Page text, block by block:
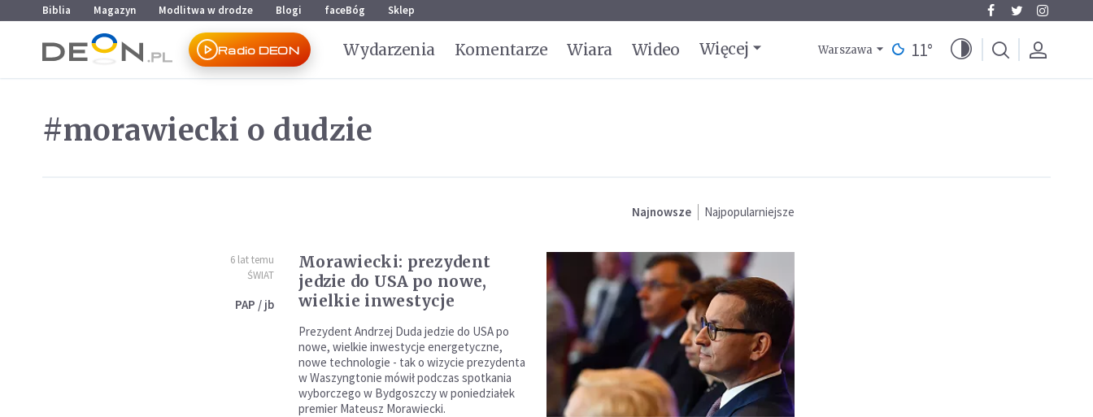
Przejdź do menu głównego
Przejdź do treści
Biblia Magazyn Modlitwa w drodze Blogi faceBóg Sklep
Radio DEON Wydarzenia Komentarze Wiara Wideo Więcej Warszawa 11°
#morawiecki o dudzie
Najnowsze Najpopularniejsze
6 lat temu
ŚWIAT
PAP / jb
Morawiecki: prezydent
jedzie do USA po nowe,
wielkie inwestycje
Prezydent Andrzej Duda jedzie do USA po
nowe, wielkie inwestycje energetyczne,
nowe technologie - tak o wizycie prezydenta
w Waszyngtonie mówił podczas spotkania
wyborczego w Bydgoszczy w poniedziałek
premier Mateusz Morawiecki.